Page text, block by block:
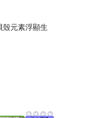
殼元素浮顯生